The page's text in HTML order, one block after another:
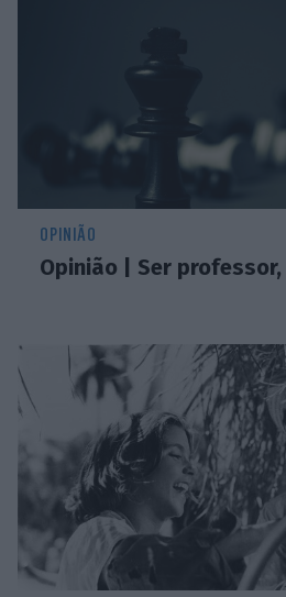
OPINIÃO
Opinião | Ser